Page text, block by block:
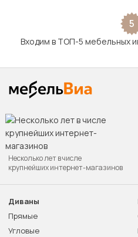
5
Входим в ТОП-5 мебельных
Несколько лет в числе
крупнейших интернет-магазинов
Диваны
Прямые
Угловые